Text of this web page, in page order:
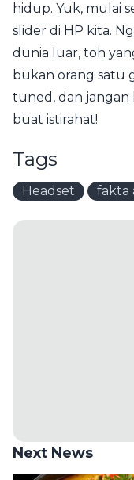
hidup. Yuk, mulai
slider di HP kita.
dunia luar, toh
bukan orang satu
tuned, dan jangan
buat istirahat!
Tags
Headset fakta
Next News